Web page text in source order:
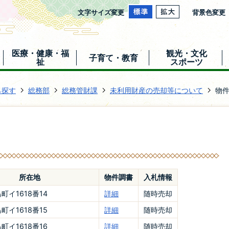
文字サイズ変更 背景色変更
医療・健康・福
祉
子育て・教育
観光・文化
スポーツ
す 総務部 総務管財課 未利用財産の売却等について 物
所在地 物件調書
入札情報
イ1618番14
詳細
随時売却
イ1618番15
詳細
随時売却
イ1618番16
詳細 随時売却